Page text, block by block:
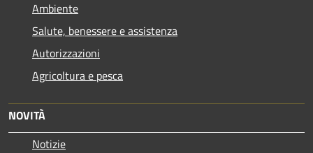
Ambiente
Salute, benessere e assistenza
Autorizzazioni
Agricoltura e pesca
NOVITÀ
Notizie